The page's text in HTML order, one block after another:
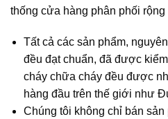
thống cửa hàng phân phối
Tất cả các sản phẩm,
đều đạt chuẩn, đã được
cháy chữa cháy đều được
hàng đầu trên thế giới như
Chúng tôi không chỉ bán sản